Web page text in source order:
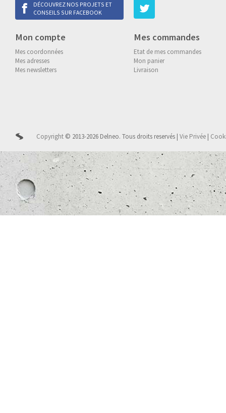
DÉCOUVREZ NOS PROJETS ET
CONSEILS SUR FACEBOOK
Mon compte
Mes coordonnées
Mes adresses
Mes newsletters
Mes commandes
Etat de mes commandes
Mon panier
Livraison
Copyright © 2013-2026 Delneo. Tous droits reservés | Vie Privée |